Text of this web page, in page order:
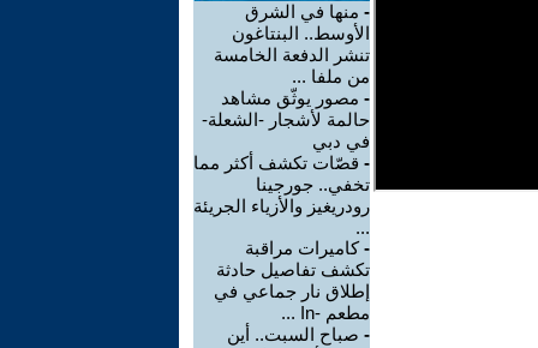
- منها في الشرق
الأوسط.. البنتاغون
تنشر الدفعة الخامسة
من ملفا ...
- مصور يوثّق مشاهد
حالمة لأشجار -الشعلة-
في دبي
- قصّات تكشف أكثر مما
تخفي.. جورجينا
رودريغيز والأزياء الجريئة
...
-كاميرات مراقبة
تكشف تفاصيل حادثة
إطلاق نار جماعي في
مطعم -In ...
- صباح السبت.. أين